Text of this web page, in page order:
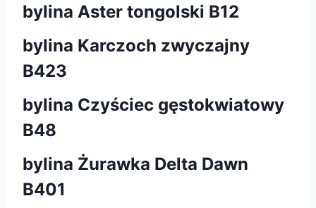
bylina Aster tongolski B12
bylina Karczoch zwyczajny
B423
bylina Czyściec gęstokwiatowy
B48
bylina Żurawka Delta Dawn
B401